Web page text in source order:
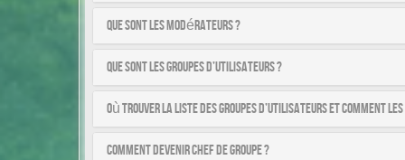
Que sont les modérateurs ?
Que sont les groupes d’utilisateurs ?
Où trouver la liste des groupes d’utilisateurs et comment
Comment devenir chef de groupe ?